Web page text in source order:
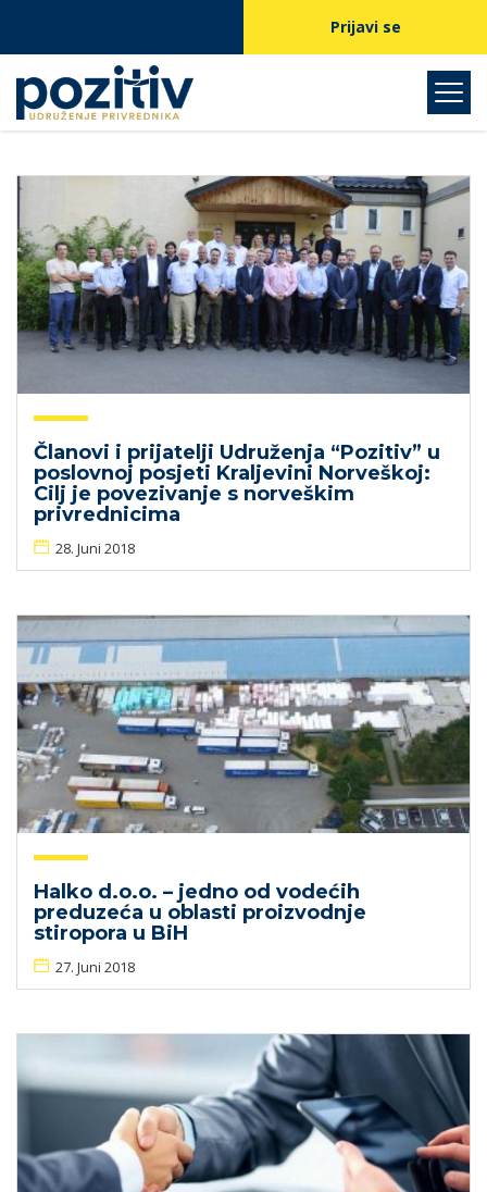
Prijavi se
Članovi i prijatelji Udruženja “Pozitiv” u
poslovnoj posjeti Kraljevini Norveškoj:
Cilj je povezivanje s norveškim
privrednicima
28. Juni 2018
Halko d.o.o. – jedno od vodećih
preduzeća u oblasti proizvodnje
stiropora u BiH
27. Juni 2018